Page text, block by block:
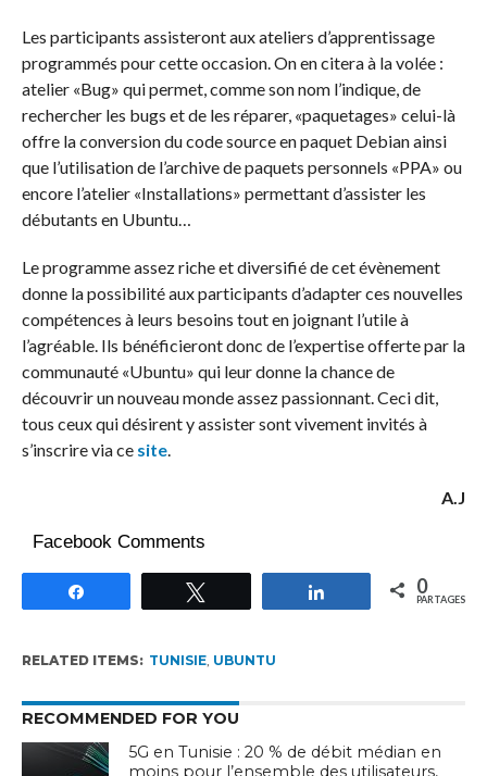
Les participants assisteront aux ateliers d’apprentissage
programmés pour cette occasion. On en citera à la volée :
atelier «Bug» qui permet, comme son nom l’indique, de
rechercher les bugs et de les réparer, «paquetages» celui-là
offre la conversion du code source en paquet Debian ainsi
que l’utilisation de l’archive de paquets personnels «PPA» ou
encore l’atelier «Installations» permettant d’assister les
débutants en Ubuntu…
Le programme assez riche et diversifié de cet évènement
donne la possibilité aux participants d’adapter ces nouvelles
compétences à leurs besoins tout en joignant l’utile à
l’agréable. Ils bénéficieront donc de l’expertise offerte par la
communauté «Ubuntu» qui leur donne la chance de
découvrir un nouveau monde assez passionnant. Ceci dit,
tous ceux qui désirent y assister sont vivement invités à
s’inscrire via ce site.
A.J
Facebook Comments
Partagez 0
PARTAGES
RELATED ITEMS: TUNISIE, UBUNTU
RECOMMENDED FOR YOU
5G en Tunisie : 20 % de débit médian en
moins pour l’ensemble des utilisateurs,